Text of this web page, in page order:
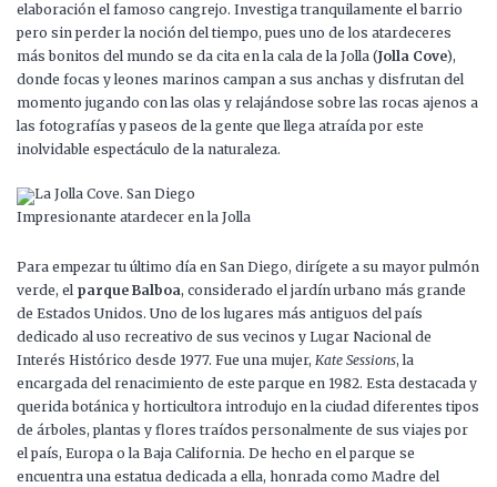
elaboración el famoso cangrejo. Investiga tranquilamente el barrio
pero sin perder la noción del tiempo, pues uno de los atardeceres
más bonitos del mundo se da cita en la cala de la Jolla (Jolla Cove),
donde focas y leones marinos campan a sus anchas y disfrutan del
momento jugando con las olas y relajándose sobre las rocas ajenos a
las fotografías y paseos de la gente que llega atraída por este
inolvidable espectáculo de la naturaleza.
Impresionante atardecer en la Jolla
Para empezar tu último día en San Diego, dirígete a su mayor pulmón
verde, el parque Balboa, considerado el jardín urbano más grande
de Estados Unidos. Uno de los lugares más antiguos del país
dedicado al uso recreativo de sus vecinos y Lugar Nacional de
Interés Histórico desde 1977. Fue una mujer, Kate Sessions, la
encargada del renacimiento de este parque en 1982. Esta destacada y
querida botánica y horticultora introdujo en la ciudad diferentes tipos
de árboles, plantas y flores traídos personalmente de sus viajes por
el país, Europa o la Baja California. De hecho en el parque se
encuentra una estatua dedicada a ella, honrada como Madre del